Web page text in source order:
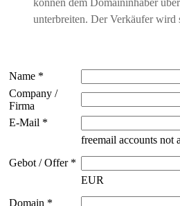
können dem Domaininhaber
unterbreiten. Der Verkäufer wird
Name *
Company /
Firma
E-Mail *
freemail accounts not
Gebot / Offer *
EUR
Domain *